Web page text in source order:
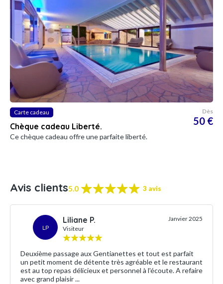
Carte cadeau
Chèque cadeau Liberté.
Dès
50 €
Ce chèque cadeau offre une parfaite liberté.
Avis clients5.0 3 avis
LP
Liliane P.
Visiteur
Janvier 2025
Deuxième passage aux Gentianettes et tout est parfait
un petit moment de détente très agréable et le restaurant
est au top repas délicieux et personnel à l'écoute. A refaire
avec grand plaisir ...